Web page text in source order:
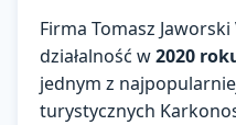
Firma Tomasz
działalność w2020
jednym z
turystycznych